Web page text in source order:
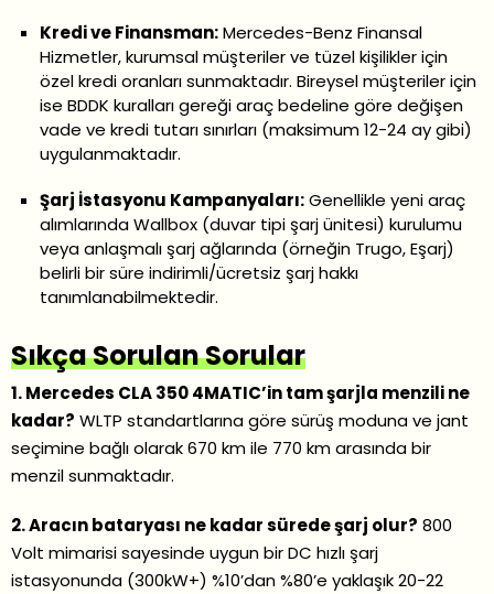
Kredi ve Finansman:Mercedes-Benz Finansal
Hizmetler, kurumsal müşteriler ve tüzel kişilikler için
özel kredi oranları sunmaktadır. Bireysel müşteriler için
ise BDDK kuralları gereği araç bedeline göre değişen
vade ve kredi tutarı sınırları (maksimum 12-24 ay gibi)
uygulanmaktadır.
Şarj İstasyonu Kampanyaları:Genellikle yeni araç
alımlarında Wallbox (duvar tipi şarj ünitesi) kurulumu
veya anlaşmalı şarj ağlarında (örneğin Trugo, Eşarj)
belirli bir süre indirimli/ücretsiz şarj hakkı
tanımlanabilmektedir.
Sıkça Sorulan Sorular
1. Mercedes CLA 350 4MATIC’in tam şarjla menzili ne
kadar? WLTP standartlarına göre sürüş moduna ve jant
seçimine bağlı olarak 670 km ile 770 km arasında bir
menzil sunmaktadır.
2. Aracın bataryası ne kadar sürede şarj olur? 800
Volt mimarisi sayesinde uygun bir DC hızlı şarj
istasyonunda (300kW+) %10’dan %80’e yaklaşık 20-22